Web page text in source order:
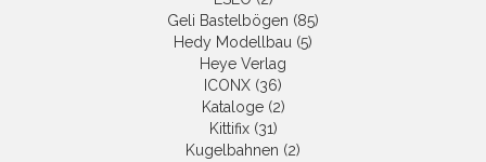
Geli Bastelbögen (85)
Hedy Modellbau (5)
Heye Verlag
ICONX (36)
Kataloge (2)
Kittifix (31)
Kugelbahnen (2)